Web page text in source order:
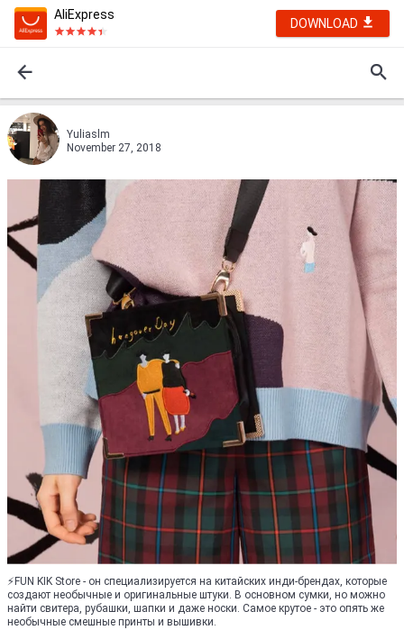
AliExpress
DOWNLOAD
Yuliaslm
November 27, 2018
⚡️FUN KIK Store - он специализируется на китайских инди-брендах, которые
создают необычные и оригинальные штуки. В основном сумки, но можно
найти свитера, рубашки, шапки и даже носки. Самое крутое - это опять же
необычные смешные принты и вышивки.